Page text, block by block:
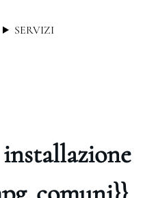
SERVIZI